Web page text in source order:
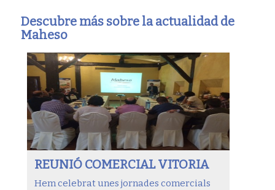
Descubre más sobre la actualidad de
Maheso
REUNIÓ COMERCIAL VITORIA
Hem celebrat unes jornades comercials